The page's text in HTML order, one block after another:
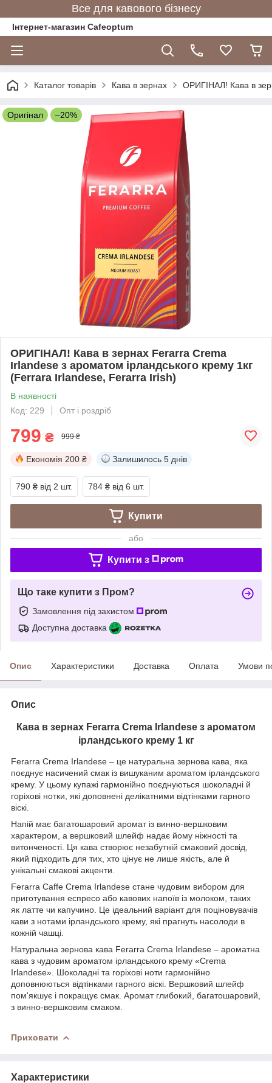
Все для кавового бізнесу
Інтернет-магазин Cafeoptum
Каталог товарів Кава в зернах ОРИГІНАЛ! Кава в
Оригінал –20%
ОРИГІНАЛ! Кава в зернах Ferarra Crema
Irlandese з ароматом ірландського крему 1кг
(Ferrara Irlandese, Ferarra Irish)
В наявності
Код: 229
Опт і роздріб
799 ₴ 999 ₴
Економія 200 ₴ Залишилось 5 днів
790 ₴ від 2 шт. 784 ₴ від 6 шт.
Купити
або
Купити з
Що таке купити з Пром?
Замовлення під захистом
Доступна доставка
Опис Характеристики Доставка Оплата Умови
Опис
Кава в зернах Ferarra Crema Irlandese з ароматом
ірландського крему 1 кг
Ferarra Crema Irlandese – це натуральна зернова кава, яка
поєднує насичений смак із вишуканим ароматом ірландського
крему. У цьому купажі гармонійно поєднуються шоколадні й
горіхові нотки, які доповнені делікатними відтінками гарного
віскі.
Напій має багатошаровий аромат із винно-вершковим
характером, а вершковий шлейф надає йому ніжності та
витонченості. Ця кава створює незабутній смаковий досвід,
який підходить для тих, хто цінує не лише якість, але й
унікальні смакові акценти.
Ferarra Caffe Crema Irlandese стане чудовим вибором для
приготування еспресо або кавових напоїв із молоком, таких
як латте чи капучино. Це ідеальний варіант для поціновувачів
кави з нотами ірландського крему, які прагнуть насолоди в
кожній чашці.
Натуральна зернова кава Ferarra Crema Irlandese – ароматна
кава з чудовим ароматом ірландського крему «Crema
Irlandese». Шоколадні та горіхові ноти гармонійно
доповнюються відтінками гарного віскі. Вершковий шлейф
пом'якшує і покращує смак. Аромат глибокий, багатошаровий,
з винно-вершковим смаком.
Приховати
Характеристики